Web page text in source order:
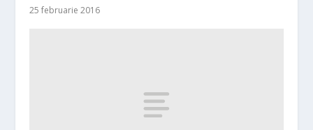
25 februarie 2016